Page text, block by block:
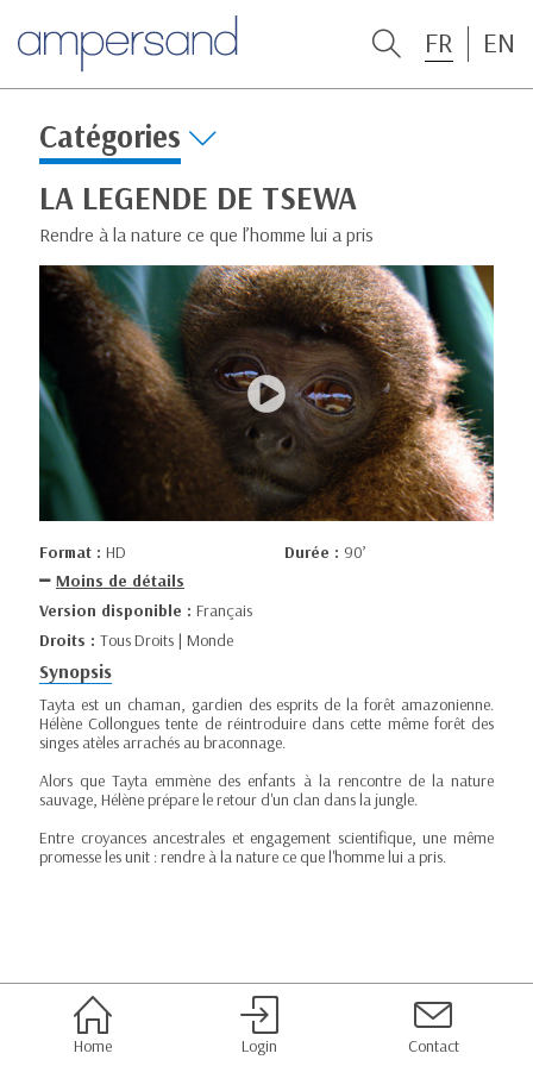
FR EN
Catégories
LA LEGENDE DE TSEWA
Rendre à la nature ce que l’homme lui a pris
Format : HD Durée : 90’
Moins de détails
Version disponible : Français
Droits : Tous Droits | Monde
Synopsis
Tayta est un chaman, gardien des esprits de la forêt amazonienne.
Hélène Collongues tente de réintroduire dans cette même forêt des
singes atèles arrachés au braconnage.
Alors que Tayta emmène des enfants à la rencontre de la nature
sauvage, Hélène prépare le retour d'un clan dans la jungle.
Entre croyances ancestrales et engagement scientifique, une même
promesse les unit : rendre à la nature ce que l'homme lui a pris.
Home Login Contact